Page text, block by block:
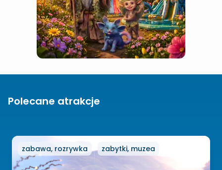
Polecane atrakcje
zabawa, rozrywka zabytki, muzea